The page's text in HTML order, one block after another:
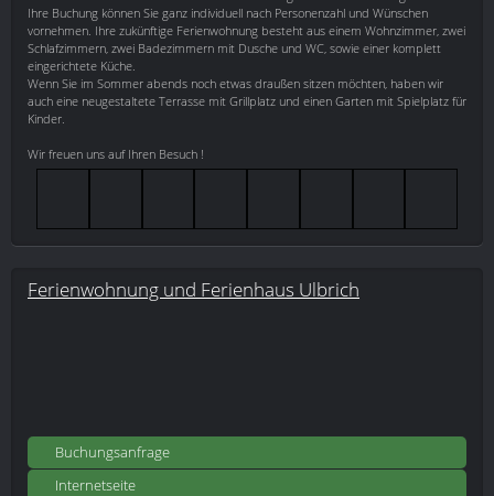
Ihre Buchung können Sie ganz individuell nach Personenzahl und Wünschen
vornehmen. Ihre zukünftige Ferienwohnung besteht aus einem Wohnzimmer, zwei
Schlafzimmern, zwei Badezimmern mit Dusche und WC, sowie einer komplett
eingerichtete Küche.
Wenn Sie im Sommer abends noch etwas draußen sitzen möchten, haben wir
auch eine neugestaltete Terrasse mit Grillplatz und einen Garten mit Spielplatz für
Kinder.
Wir freuen uns auf Ihren Besuch !
Ferienwohnung und Ferienhaus Ulbrich
Buchungsanfrage
Internetseite